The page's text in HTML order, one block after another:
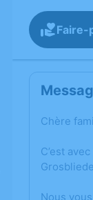
Faire-
Chère
C’est
Nous